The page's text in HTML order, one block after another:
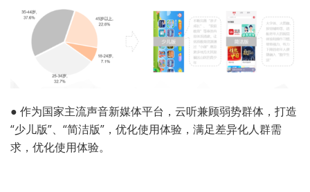
● 作为国家主流声音新媒体平台，云听兼顾弱势群体，打造
“少儿版”、“简洁版”，优化使用体验，满足差异化人群需
求，优化使用体验。